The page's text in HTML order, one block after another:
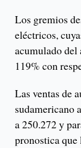
Los gremios
eléctricos,
acumulado del
119% con
Las ventas de
sudamericano
a 250.272 y
pronostica que